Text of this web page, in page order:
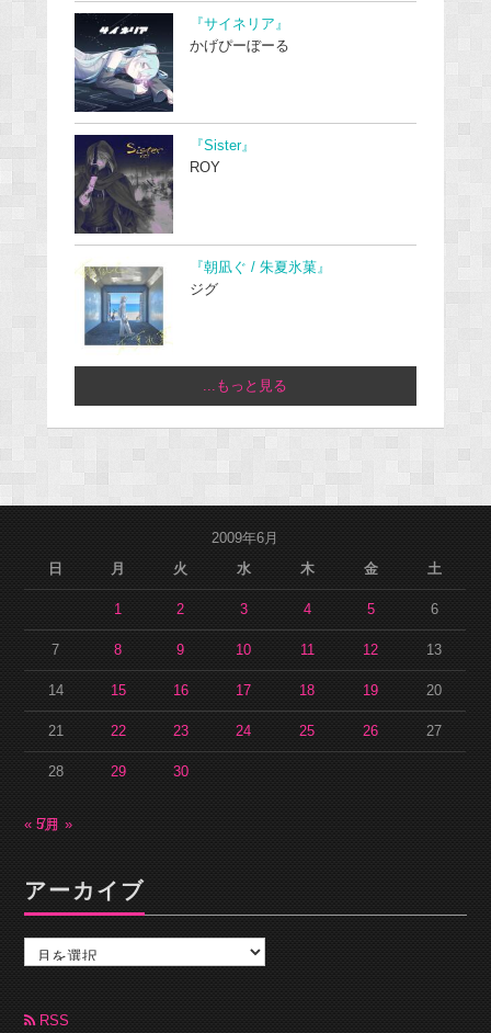
『サイネリア』
かげぴーぼーる
『Sister』
ROY
『朝凪ぐ / 朱夏氷菓』
ジグ
...もっと見る
2009年6月
日
月 火 水 木 金 土
1 2 3 4 5 6
7 8 9 10 11 12 13
14 15 16 17 18 19 20
21 22 23 24 25 26 27
28 29 30
« 5月7月 »
アーカイブ
カ
ブ RSS